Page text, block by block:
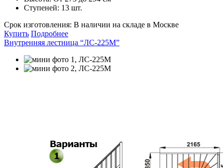
Ступеней: 13 шт.
Срок изготовления: В наличии на складе в Москве
Купить Подробнее
Внутренняя лестница “ЛС-225М”